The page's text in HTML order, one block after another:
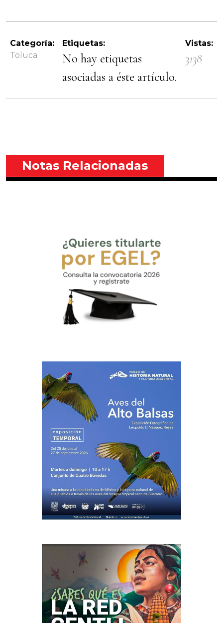
Categoría:
Toluca
Etiquetas:
No hay etiquetas
asociadas a éste artículo.
Vistas:
3138
Notas Relacionadas